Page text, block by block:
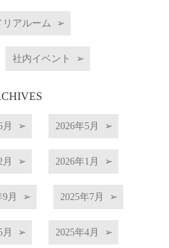
リアルーム
社内イベント
月 2026年5月
月 2026年1月
9月 2025年7月
月 2025年4月